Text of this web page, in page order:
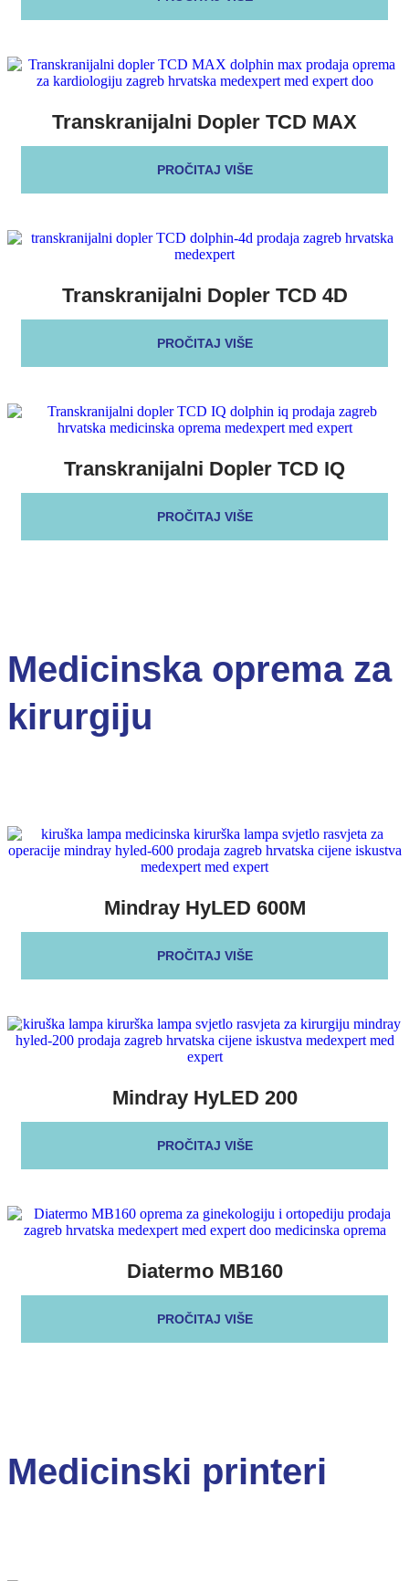
Transkranijalni Dopler TCD MAX
PROČITAJ VIŠE
Transkranijalni Dopler TCD 4D
PROČITAJ VIŠE
Transkranijalni Dopler TCD IQ
PROČITAJ VIŠE
Medicinska oprema za
kirurgiju
Mindray HyLED 600M
PROČITAJ VIŠE
Mindray HyLED 200
PROČITAJ VIŠE
Diatermo MB160
PROČITAJ VIŠE
Medicinski printeri